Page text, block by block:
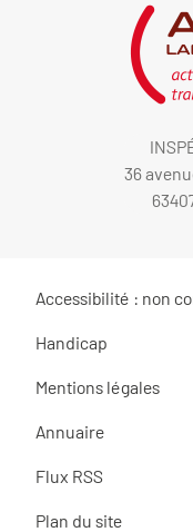
36
Accessibilité : non
Handicap
Mentions légales
Annuaire
Flux RSS
Plan du site